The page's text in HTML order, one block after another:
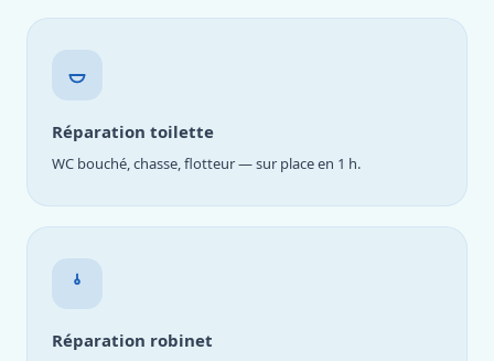
Réparation toilette
WC bouché, chasse, flotteur — sur place en 1 h.
Réparation robinet